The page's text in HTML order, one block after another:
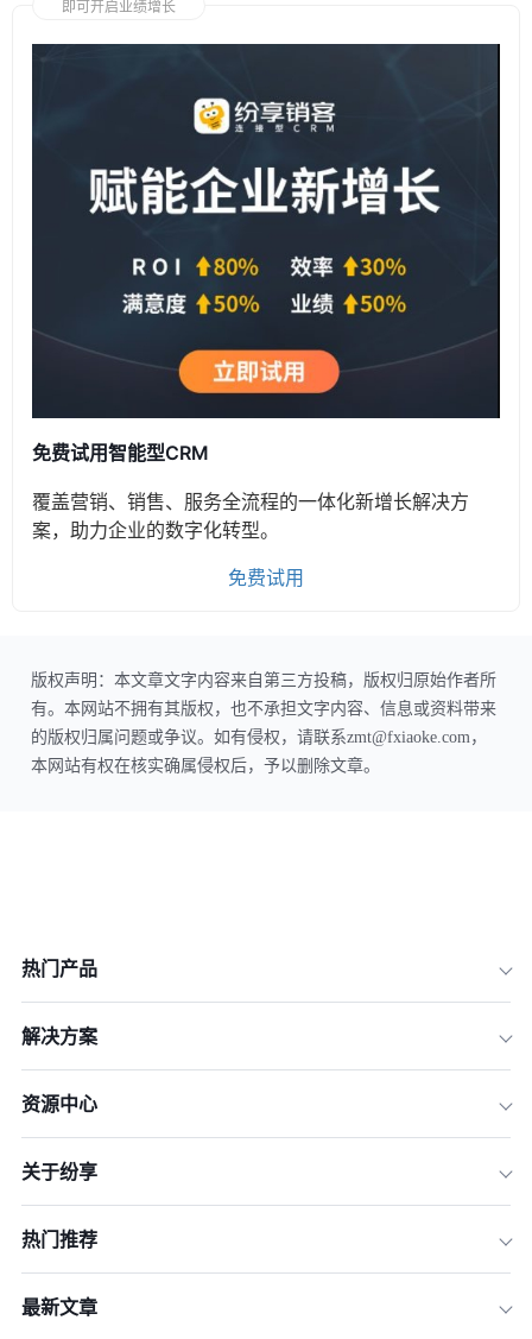
即可开启业绩增长
免费试用智能型CRM
覆盖营销、销售、服务全流程的一体化新增长解决方
案，助力企业的数字化转型。
免费试用
版权声明：本文章文字内容来自第三方投稿，版权归原始作者所
有。本网站不拥有其版权，也不承担文字内容、信息或资料带来
的版权归属问题或争议。如有侵权，请联系zmt@fxiaoke.com，
本网站有权在核实确属侵权后，予以删除文章。
热门产品
解决方案
资源中心
关于纷享
热门推荐
最新文章